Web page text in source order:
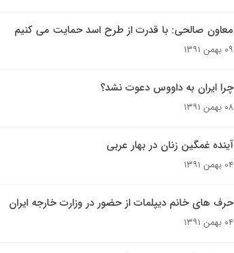
معاون صالحی: با قدرت از طرح اسد حمایت می کنیم
۰۹ بهمن ۱۳۹۱
چرا ایران به داووس دعوت نشد؟
۰۸ بهمن ۱۳۹۱
آینده غمگین زنان در بهار عربی
۰۴ بهمن ۱۳۹۱
حرف های خانم دیپلمات از حضور در وزارت خارجه ایران
۰۴ بهمن ۱۳۹۱